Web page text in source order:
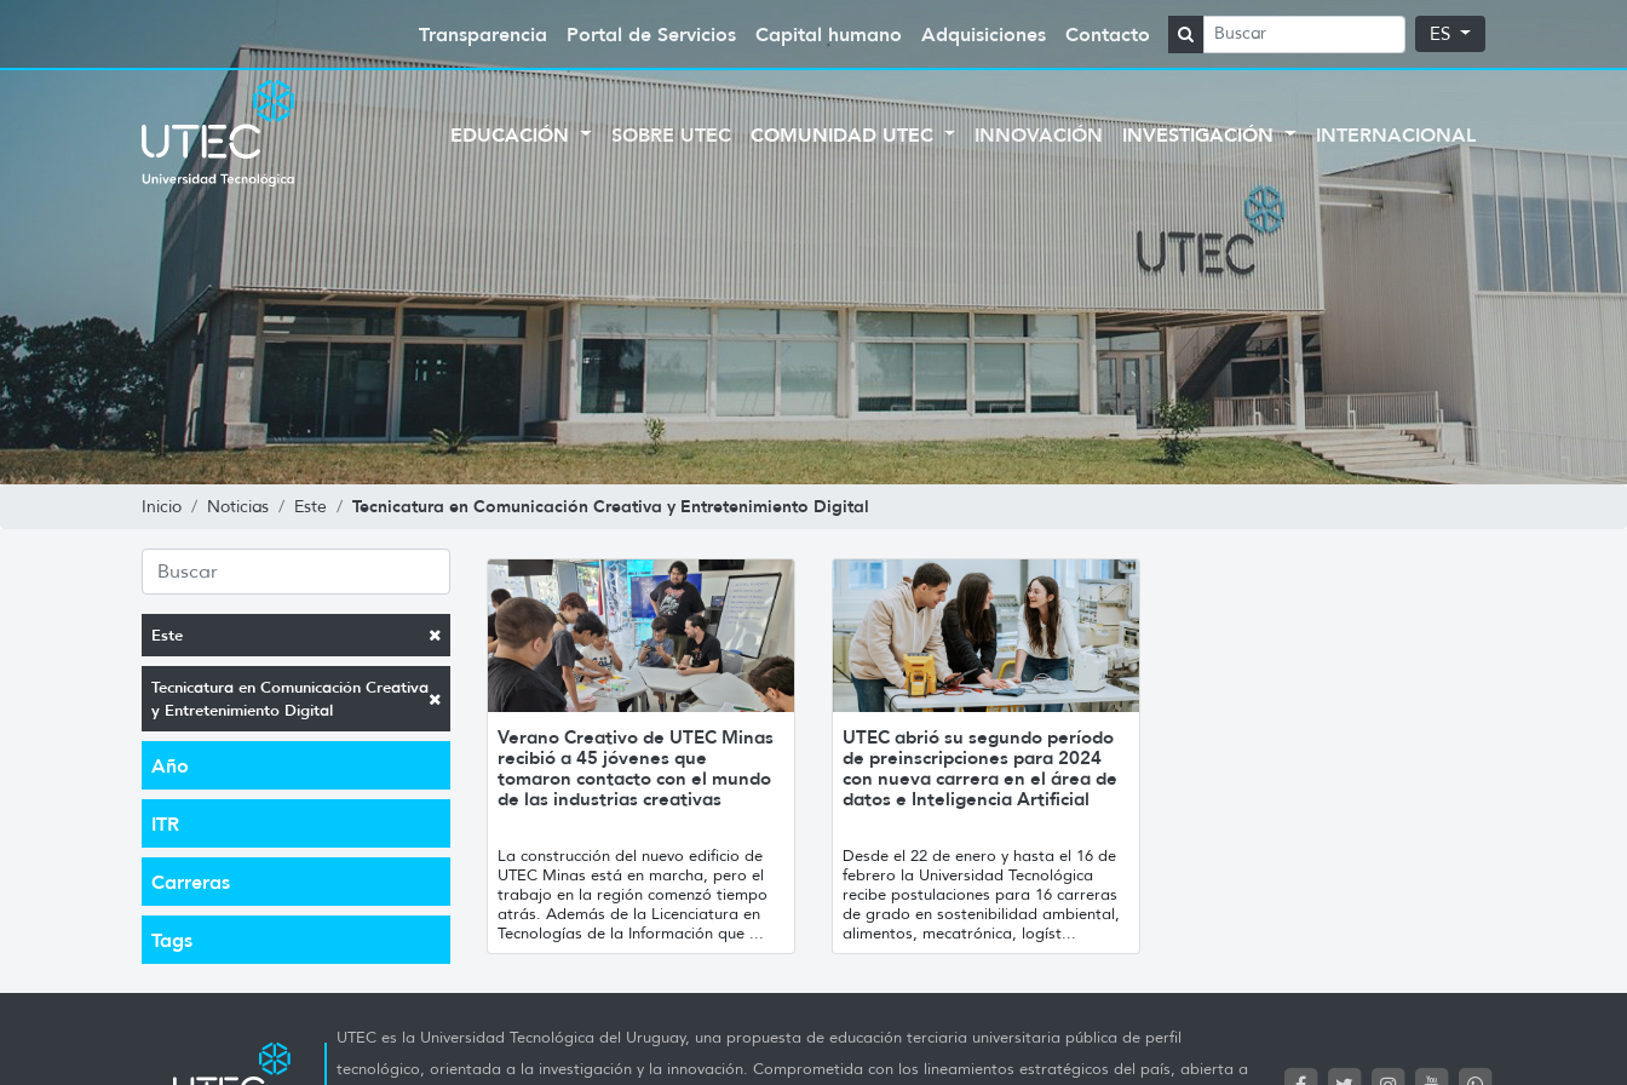
Transparencia Portal de Servicios Capital humano Adquisiciones Contacto ES
EDUCACIÓN SOBRE UTEC COMUNIDAD UTEC INNOVACIÓN INVESTIGACIÓN INTERNACIONAL
Inicio Noticias Este Tecnicatura en Comunicación Creativa y Entretenimiento Digital
Este
Tecnicatura en Comunicación Creativa
y Entretenimiento Digital
Año
ITR
Carreras
Tags
Verano Creativo de UTEC Minas
recibió a 45 jóvenes que
tomaron contacto con el mundo
de las industrias creativas
La construcción del nuevo edificio de
UTEC Minas está en marcha, pero el
trabajo en la región comenzó tiempo
atrás. Además de la Licenciatura en
Tecnologías de la Información que ...
UTEC abrió su segundo período
de preinscripciones para 2024
con nueva carrera en el área de
datos e Inteligencia Artificial
Desde el 22 de enero y hasta el 16 de
febrero la Universidad Tecnológica
recibe postulaciones para 16 carreras
de grado en sostenibilidad ambiental,
alimentos, mecatrónica, logíst...
UTEC es la Universidad Tecnológica del Uruguay, una propuesta de educación terciaria universitaria pública de perfil
tecnológico, orientada a la investigación y la innovación. Comprometida con los lineamientos estratégicos del país, abierta a